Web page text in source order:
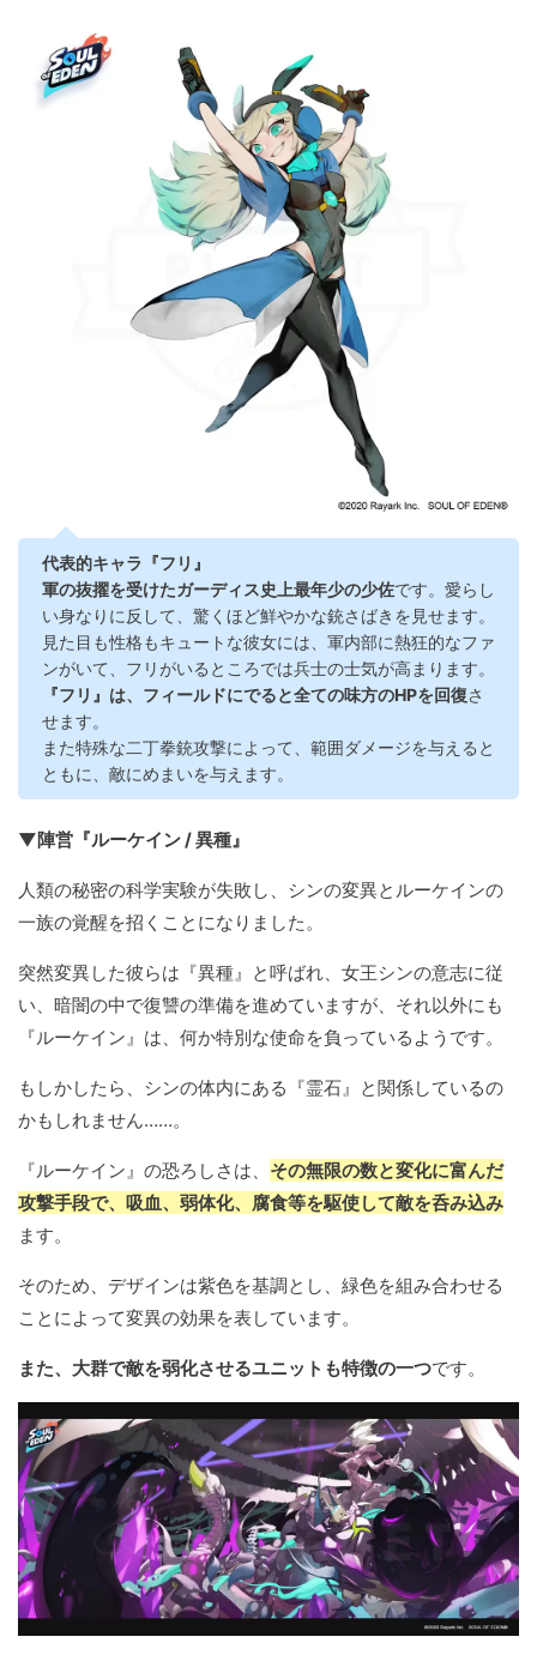
代表的キャラ『フリ』
軍の抜擢を受けたガーディス史上最年少の少佐です。愛らし
い身なりに反して、驚くほど鮮やかな銃さばきを見せます。
見た目も性格もキュートな彼女には、軍内部に熱狂的なファ
ンがいて、フリがいるところでは兵士の士気が高まります。
『フリ』は、フィールドにでると全ての味方のHPを回復さ
せます。
また特殊な二丁拳銃攻撃によって、範囲ダメージを与えると
ともに、敵にめまいを与えます。
▼陣営『ルーケイン / 異種』
人類の秘密の科学実験が失敗し、シンの変異とルーケインの
一族の覚醒を招くことになりました。
突然変異した彼らは『異種』と呼ばれ、女王シンの意志に従
い、暗闇の中で復讐の準備を進めていますが、それ以外にも
『ルーケイン』は、何か特別な使命を負っているようです。
もしかしたら、シンの体内にある『霊石』と関係しているの
かもしれません……。
『ルーケイン』の恐ろしさは、 その無限の数と変化に富んだ
攻撃手段で、吸血、弱体化、腐食等を駆使して敵を呑み込み
ます。
そのため、デザインは紫色を基調とし、緑色を組み合わせる
ことによって変異の効果を表しています。
また、大群で敵を弱化させるユニットも特徴の一つです。